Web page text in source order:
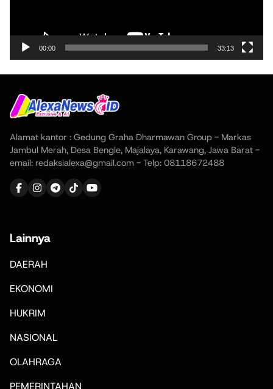
00:00 33:13
Alamat kantor : Gedung Graha Dharmawan Group - Markas
Jambul Merah, Desa Bengle, Majalaya, Karawang, Jawa Barat -
email: redaksialexa@gmail.com - Telp: 08118672488
Lainnya
DAERAH
EKONOMI
HUKRIM
NASIONAL
OLAHRAGA
PEMERINTAHAN